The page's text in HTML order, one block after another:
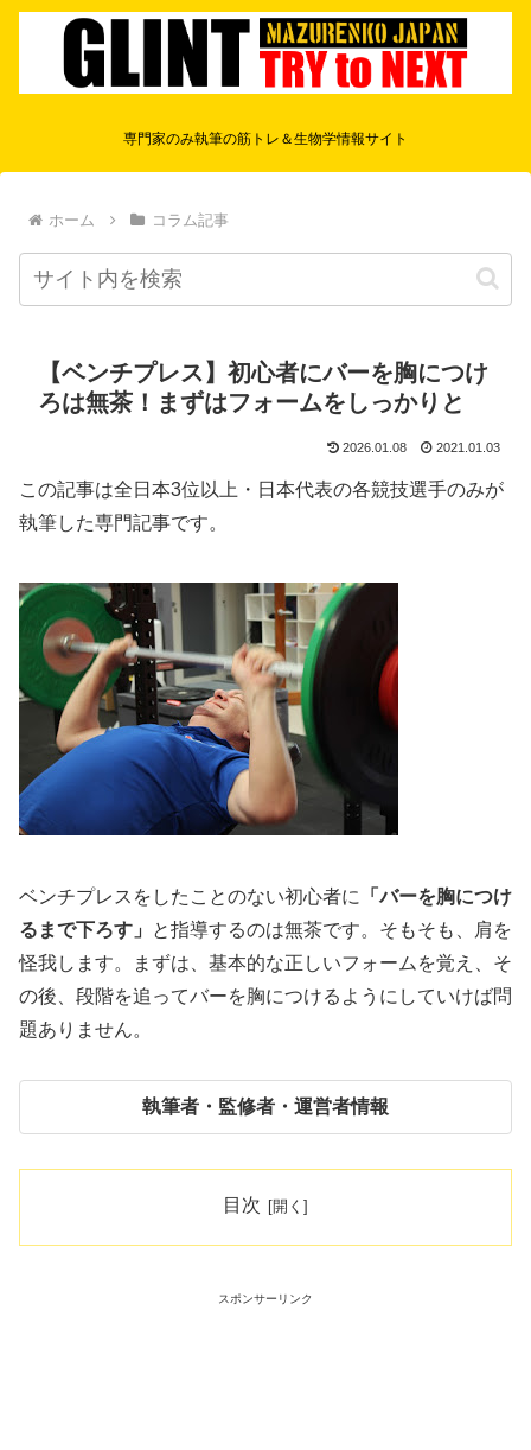
専門家のみ執筆の筋トレ＆生物学情報サイト
ホーム コラム記事
【ベンチプレス】初心者にバーを胸につけ
ろは無茶！まずはフォームをしっかりと
2026.01.08 2021.01.03
この記事は全日本3位以上・日本代表の各競技選手のみが
執筆した専門記事です。
ベンチプレスをしたことのない初心者に
「バーを胸につけ
るまで下ろす」
と指導するのは無茶です。そもそも、肩を
怪我します。まずは、基本的な正しいフォームを覚え、そ
の後、段階を追ってバーを胸につけるようにしていけば問
題ありません。
執筆者・監修者・運営者情報
目次
スポンサーリンク